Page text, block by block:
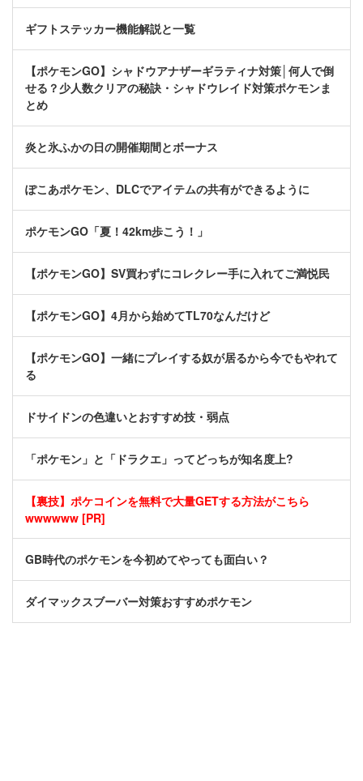
ギフトステッカー機能解説と一覧
【ポケモンGO】シャドウアナザーギラティナ対策│何人で倒
せる？少人数クリアの秘訣・シャドウレイド対策ポケモンま
とめ
炎と氷ふかの日の開催期間とボーナス
ぽこあポケモン、DLCでアイテムの共有ができるように
ポケモンGO「夏！42km歩こう！」
【ポケモンGO】SV買わずにコレクレー手に入れてご満悦民
【ポケモンGO】4月から始めてTL70なんだけど
【ポケモンGO】一緒にプレイする奴が居るから今でもやれて
る
ドサイドンの色違いとおすすめ技・弱点
「ポケモン」と「ドラクエ」ってどっちが知名度上?
【裏技】ポケコインを無料で大量GETする方法がこちら
wwwwww [PR]
GB時代のポケモンを今初めてやっても面白い？
ダイマックスブーバー対策おすすめポケモン